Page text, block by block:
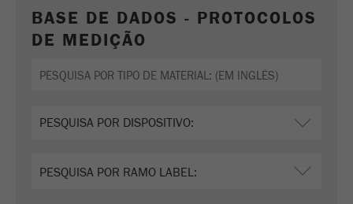
BASE DE DADOS - PROTOCOLOS
DE MEDIÇÃO